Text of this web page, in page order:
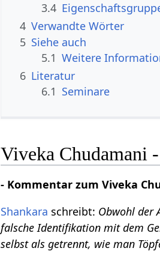
3.4
4 Verwandte Wörter
5 Siehe auch
5.1 Weitere
6 Literatur
6.1 Seminare
Viveka Chudamani
- Kommentar zum Viveka
Shankara schreibt: Obwohl der
falsche Identifikation mit dem
selbst als getrennt, wie man